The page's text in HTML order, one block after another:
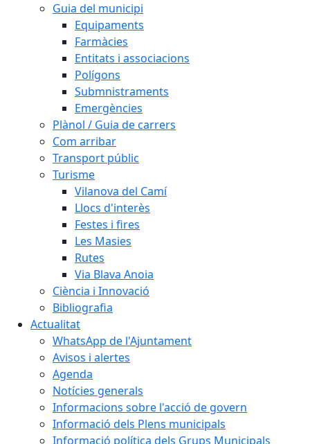
Guia del municipi
Equipaments
Farmàcies
Entitats i associacions
Polígons
Submnistraments
Emergències
Plànol / Guia de carrers
Com arribar
Transport públic
Turisme
Vilanova del Camí
Llocs d'interès
Festes i fires
Les Masies
Rutes
Via Blava Anoia
Ciència i Innovació
Bibliografia
Actualitat
WhatsApp de l'Ajuntament
Avisos i alertes
Agenda
Notícies generals
Informacions sobre l'acció de govern
Informació dels Plens municipals
Informació política dels Grups Municipals